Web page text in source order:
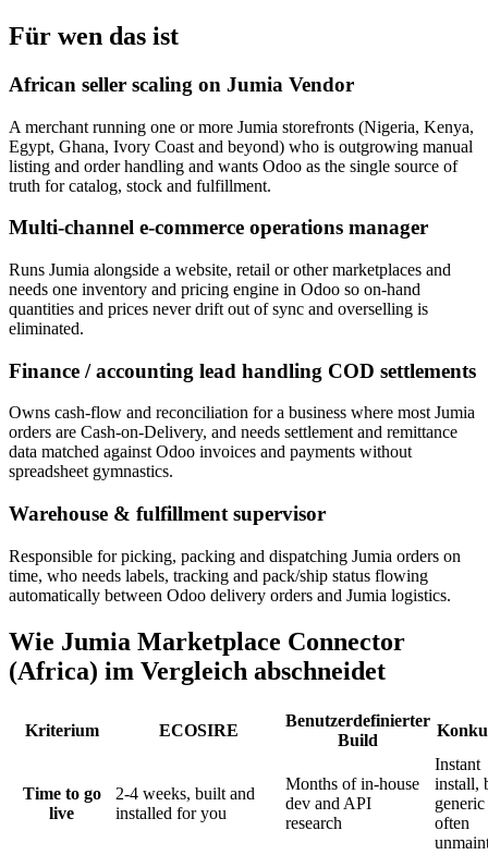
Für wen das ist
African seller scaling on Jumia Vendor
A merchant running one or more Jumia storefronts (Nigeria, Kenya,
Egypt, Ghana, Ivory Coast and beyond) who is outgrowing manual
listing and order handling and wants Odoo as the single source of
truth for catalog, stock and fulfillment.
Multi-channel e-commerce operations manager
Runs Jumia alongside a website, retail or other marketplaces and
needs one inventory and pricing engine in Odoo so on-hand
quantities and prices never drift out of sync and overselling is
eliminated.
Finance / accounting lead handling COD settlements
Owns cash-flow and reconciliation for a business where most Jumia
orders are Cash-on-Delivery, and needs settlement and remittance
data matched against Odoo invoices and payments without
spreadsheet gymnastics.
Warehouse & fulfillment supervisor
Responsible for picking, packing and dispatching Jumia orders on
time, who needs labels, tracking and pack/ship status flowing
automatically between Odoo delivery orders and Jumia logistics.
Wie Jumia Marketplace Connector
(Africa) im Vergleich abschneidet
Kriterium ECOSIRE
Benutzerdefinierter
Build
Time to go
live
2-4 weeks, built and
installed for you
Months of in-house
dev and API
research
Instant
install,
often